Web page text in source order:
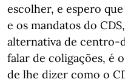
escolher, e espero
e os mandatos do
alternativa de centro-
falar de coligações, é
de lhe dizer como o